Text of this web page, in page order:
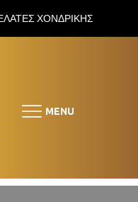
ΧΟΝΔΡΙΚΗΣ
MENU